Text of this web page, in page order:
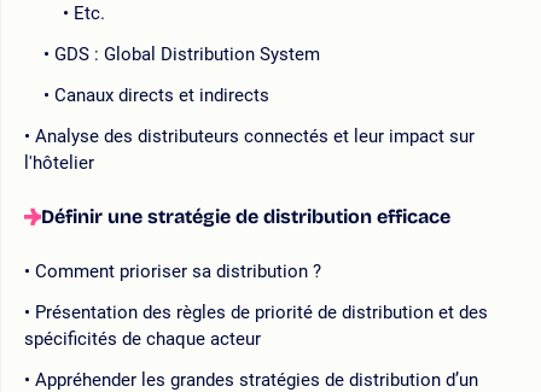
Etc.
GDS : Global Distribution System
Canaux directs et indirects
Analyse des distributeurs connectés et leur impact sur
l'hôtelier
Définir une stratégie de distribution efficace
Comment prioriser sa distribution ?
Présentation des règles de priorité de distribution et des
spécificités de chaque acteur
Appréhender les grandes stratégies de distribution d’un